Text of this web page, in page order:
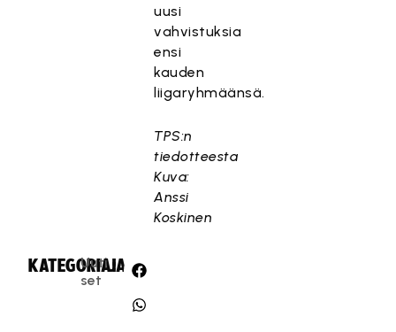
uusi
vahvistuksia
ensi
kauden
liigaryhmäänsä.
TPS:n
tiedotteesta
Kuva:
Anssi
Koskinen
KATEGORIA:
Uuti
set
JAA: